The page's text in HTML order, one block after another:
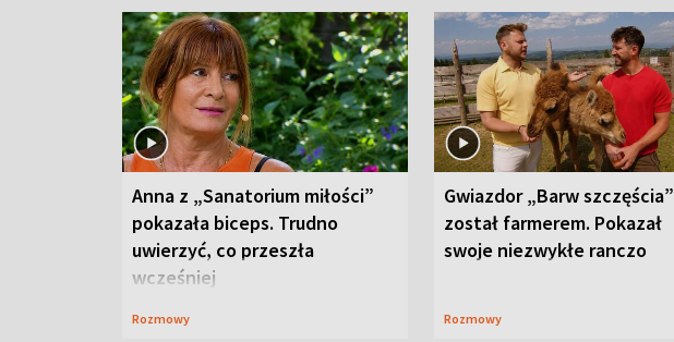
Anna z „Sanatorium miłości”
pokazała biceps. Trudno
uwierzyć, co przeszła
wcześniej
Rozmowy
Gwiazdor „Barw szczęścia”
został farmerem. Pokazał
swoje niezwykłe ranczo
Rozmowy